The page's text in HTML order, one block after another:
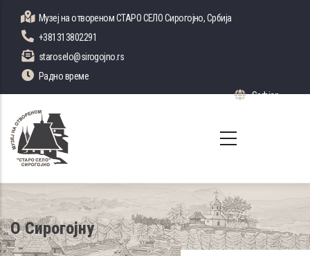
main
content
Музеј на отвореном СТАРО СЕЛО Сирогојно, Србија
+381313802291
staroselo@sirogojno.rs
Радно време
Serbian
List
О Сирогојну